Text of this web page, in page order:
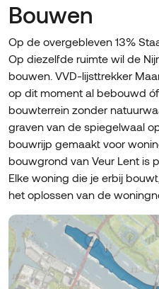
Bouwen
Op de overgebleven 13%
Op diezelfde ruimte wil de
bouwen. VVD-lijsttrekker
op dit moment al bebouwd
bouwterrein zonder
graven van de spiegelwaal
bouwrijp gemaakt voor
bouwgrond van Veur Lent is
Elke woning die je erbij
het oplossen van de